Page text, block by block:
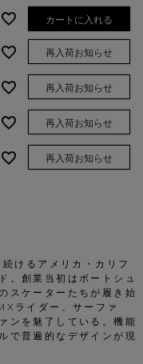
カートに入れる
再入荷お知らせ
再入荷お知らせ
再入荷お知らせ
再入荷お知らせ
けるアメリカ・カリフ
。創業当初はボートシュ
スケーターたちが履き始
ライダー、サーファ
ンを魅了している。機能
で普遍的なデザインが現